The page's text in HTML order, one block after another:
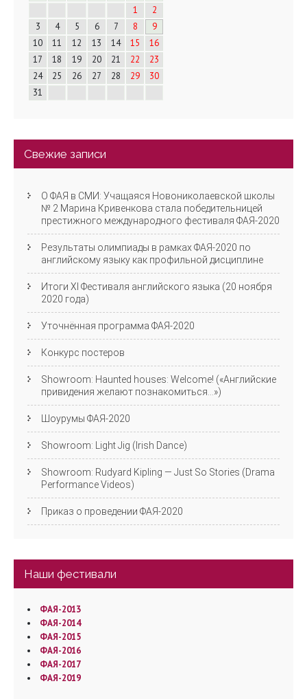
1
2
3
4 5 6 7 8
9
10
11 12 13 14 15
16
17
18 19 20 21 22
23
24
25 26 27 28 29
30
31
Свежие записи
О ФАЯ в СМИ: Учащаяся Новониколаевской школы
№ 2 Марина Кривенкова стала победительницей
престижного международного фестиваля ФАЯ-2020
Результаты олимпиады в рамках ФАЯ-2020 по
английскому языку как профильной дисциплине
Итоги XI Фестиваля английского языка (20 ноября
2020 года)
Уточнённая программа ФАЯ-2020
Конкурс постеров
Showroom: Haunted houses: Welcome! («Английские
привидения желают познакомиться…»)
Шоурумы ФАЯ-2020
Showroom: Light Jig (Irish Dance)
Showroom: Rudyard Kipling — Just So Stories (Drama
Performance Videos)
Приказ о проведении ФАЯ-2020
Наши фестивали
ФАЯ-2013
ФАЯ-2014
ФАЯ-2015
ФАЯ-2016
ФАЯ-2017
ФАЯ-2019